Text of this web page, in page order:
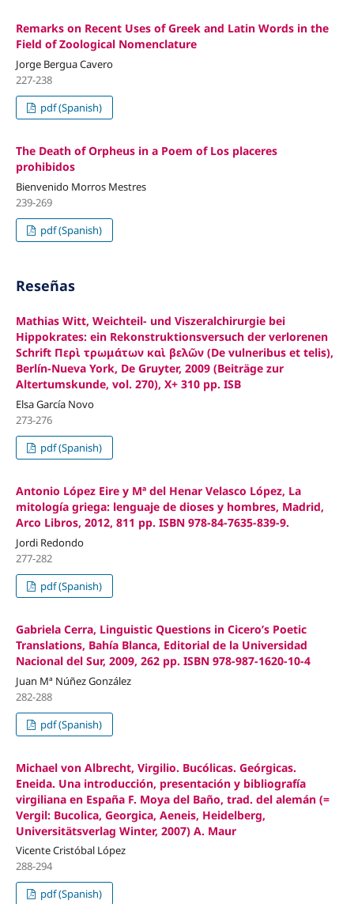
Remarks on Recent Uses of Greek and Latin Words in the
Field of Zoological Nomenclature
Jorge Bergua Cavero
227-238
pdf (Spanish)
The Death of Orpheus in a Poem of Los placeres
prohibidos
Bienvenido Morros Mestres
239-269
pdf (Spanish)
Reseñas
Mathias Witt, Weichteil- und Viszeralchirurgie bei
Hippokrates: ein Rekonstruktionsversuch der verlorenen
Schrift Περὶ τρωμάτων καὶ βελῶν (De vulneribus et telis),
Berlín-Nueva York, De Gruyter, 2009 (Beiträge zur
Altertumskunde, vol. 270), X+ 310 pp. ISB
Elsa García Novo
273-276
pdf (Spanish)
Antonio López Eire y Mª del Henar Velasco López, La
mitología griega: lenguaje de dioses y hombres, Madrid,
Arco Libros, 2012, 811 pp. ISBN 978-84-7635-839-9.
Jordi Redondo
277-282
pdf (Spanish)
Gabriela Cerra, Linguistic Questions in Cicero’s Poetic
Translations, Bahía Blanca, Editorial de la Universidad
Nacional del Sur, 2009, 262 pp. ISBN 978-987-1620-10-4
Juan Mª Núñez González
282-288
pdf (Spanish)
Michael von Albrecht, Virgilio. Bucólicas. Geórgicas.
Eneida. Una introducción, presentación y bibliografía
virgiliana en España F. Moya del Baño, trad. del alemán (=
Vergil: Bucolica, Georgica, Aeneis, Heidelberg,
Universitätsverlag Winter, 2007) A. Maur
Vicente Cristóbal López
288-294
pdf (Spanish)